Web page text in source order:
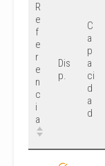
R
e
f
e
r
e
n
c
i
a
Dis
p.
C
a
p
a
ci
d
a
d